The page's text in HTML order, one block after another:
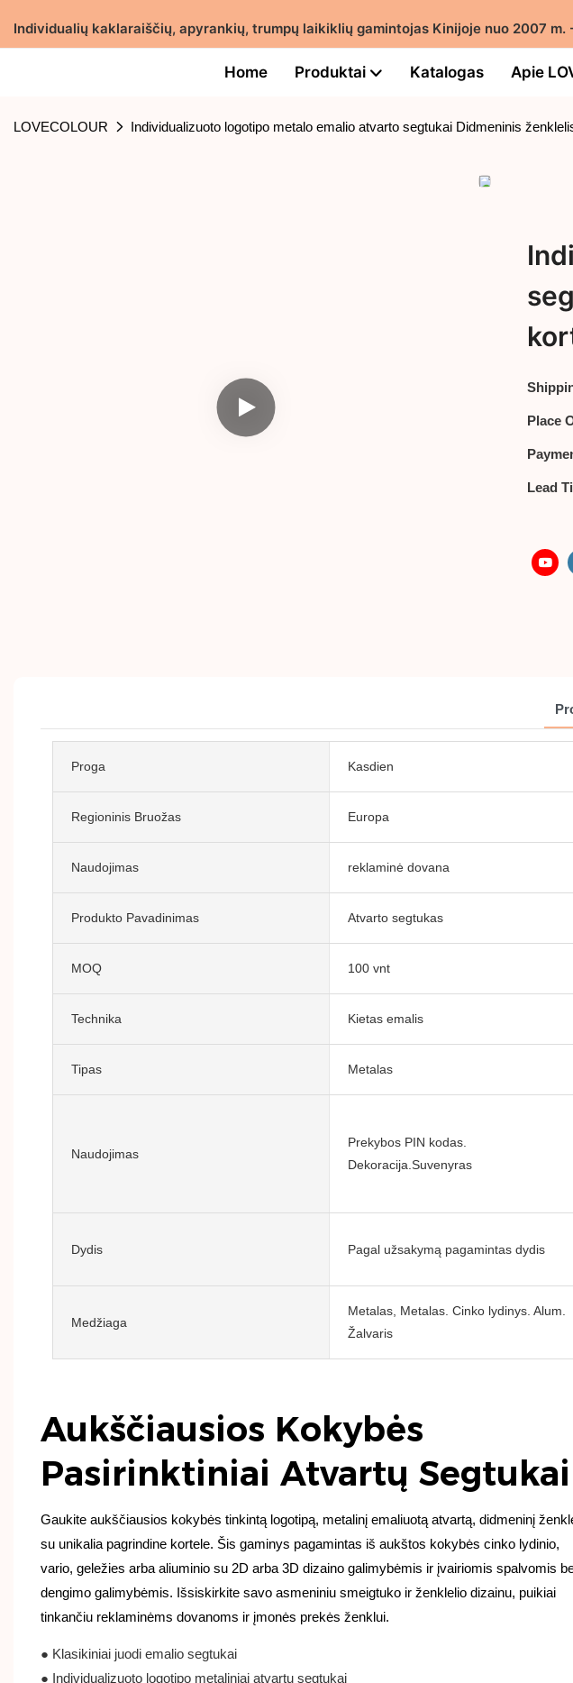
Individualių kaklaraiščių, apyrankių, trumpų laikiklių gamintojas Kinijoje nuo 2007 m. -
Home Produktai Katalogas Apie
LOVECOLOUR Individualizuoto logotipo metalo emalio atvarto segtukai Didmeninis
Place
Lead
Proga Kasdien
Regioninis Bruožas Europa
Naudojimas reklaminė dovana
Produkto Pavadinimas Atvarto segtukas
MOQ 100 vnt
Technika Kietas emalis
Tipas Metalas
Naudojimas
Prekybos PIN kodas.
Dekoracija.Suvenyras
Dydis Pagal užsakymą pagamintas dydis
Medžiaga
Metalas, Metalas. Cinko lydinys. Alum.
Žalvaris
Aukščiausios Kokybės
Pasirinktiniai Atvartų Segtukai
Gaukite aukščiausios kokybės tinkintą logotipą, metalinį emaliuotą atvartą, didmeninį
su unikalia pagrindine kortele. Šis gaminys pagamintas iš aukštos kokybės cinko lydinio,
vario, geležies arba aliuminio su 2D arba 3D dizaino galimybėmis ir įvairiomis spalvomis
dengimo galimybėmis. Išsiskirkite savo asmeniniu smeigtuko ir ženklelio dizainu, puikiai
tinkančiu reklaminėms dovanoms ir įmonės prekės ženklui.
● Klasikiniai juodi emalio segtukai
● Individualizuoto logotipo metaliniai atvartų segtukai